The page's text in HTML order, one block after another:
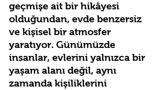
geçmişe ait bir hikâyesi
olduğundan, evde benzersiz
ve kişisel bir atmosfer
yaratıyor. Günümüzde
insanlar, evlerini yalnızca bir
yaşam alanı değil, aynı
zamanda kişiliklerini